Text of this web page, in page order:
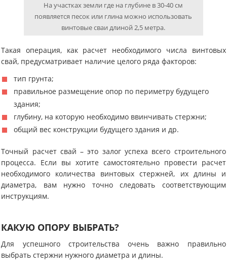
На участках земли где на глубине в 30-40 см
появляется песок или глина можно использовать
винтовые сваи длиной 2,5 метра.
Такая операция, как расчет необходимого числа винтовых
свай, предусматривает наличие целого ряда факторов:
тип грунта;
правильное размещение опор по периметру будущего
здания;
глубину, на которую необходимо ввинчивать стержни;
общий вес конструкции будущего здания и др.
Точный расчет свай – это залог успеха всего строительного
процесса. Если вы хотите самостоятельно провести расчет
необходимого количества винтовых стержней, их длины и
диаметра, вам нужно точно следовать соответствующим
инструкциям.
КАКУЮ ОПОРУ ВЫБРАТЬ?
Для успешного строительства очень важно правильно
выбрать стержни нужного диаметра и длины.